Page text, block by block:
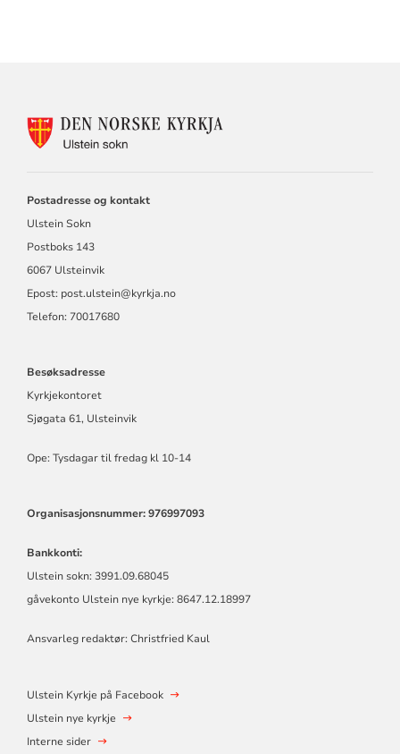
KONTAKTINFORMASJON
Postadresse og kontakt
Ulstein Sokn
Postboks 143
6067 Ulsteinvik
Epost: post.ulstein@kyrkja.no
Telefon: 70017680
Besøksadresse
Kyrkjekontoret
Sjøgata 61, Ulsteinvik
Ope: Tysdagar til fredag kl 10-14
Organisasjonsnummer: 976997093
Bankkonti:
Ulstein sokn: 3991.09.68045
gåvekonto Ulstein nye kyrkje: 8647.12.18997
Ansvarleg redaktør: Christfried Kaul
Ulstein Kyrkje på Facebook
Ulstein nye kyrkje
Interne sider